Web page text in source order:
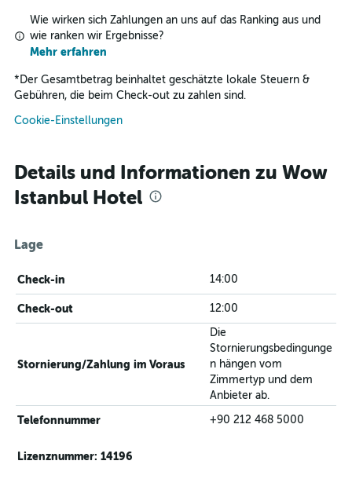
Wie wirken sich Zahlungen an uns auf das Ranking aus und
wie ranken wir Ergebnisse?
Mehr erfahren
* Der Gesamtbetrag beinhaltet geschätzte lokale Steuern &
Gebühren, die beim Check-out zu zahlen sind.
Cookie-Einstellungen
Details und Informationen zu Wow
Istanbul Hotel
Lage
Check-in 14:00
Check-out 12:00
Stornierung/Zahlung im Voraus
Die
Stornierungsbedingunge
n hängen vom
Zimmertyp und dem
Anbieter ab.
Telefonnummer +90 212 468 5000
Lizenznummer: 14196